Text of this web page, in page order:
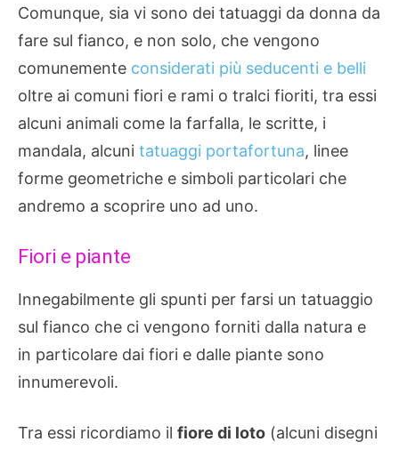
Comunque, sia vi sono dei tatuaggi da donna da
fare sul fianco, e non solo, che vengono
comunemente considerati più seducenti e belli
oltre ai comuni fiori e rami o tralci fioriti, tra essi
alcuni animali come la farfalla, le scritte, i
mandala, alcuni tatuaggi portafortuna, linee
forme geometriche e simboli particolari che
andremo a scoprire uno ad uno.
Fiori e piante
Innegabilmente gli spunti per farsi un tatuaggio
sul fianco che ci vengono forniti dalla natura e
in particolare dai fiori e dalle piante sono
innumerevoli.
Tra essi ricordiamo il fiore di loto (alcuni disegni